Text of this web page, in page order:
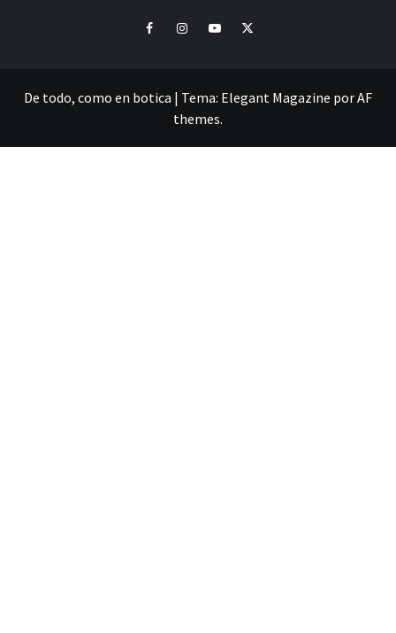
FacebookInstagramYoutubeTwitter
De todo, como en botica | Tema: Elegant Magazine porAF
themes.